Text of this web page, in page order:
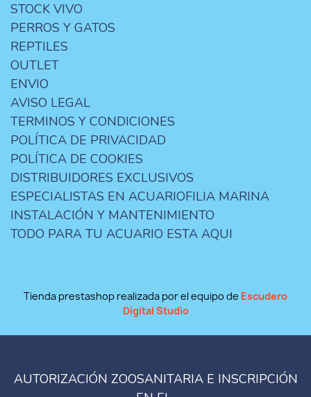
STOCK VIVO
PERROS Y GATOS
REPTILES
OUTLET
ENVIO
AVISO LEGAL
TERMINOS Y CONDICIONES
POLÍTICA DE PRIVACIDAD
POLÍTICA DE COOKIES
DISTRIBUIDORES EXCLUSIVOS
ESPECIALISTAS EN ACUARIOFILIA MARINA
INSTALACIÓN Y MANTENIMIENTO
TODO PARA TU ACUARIO ESTA AQUI
Tienda prestashop realizada por el equipo de Escudero
Digital Studio
AUTORIZACIÓN ZOOSANITARIA E INSCRIPCIÓN